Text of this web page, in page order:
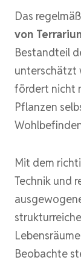
Das
von
Bestandteil
unterschätzt
fördert nicht
Pflanzen
Mit dem
Technik und
Beobachte